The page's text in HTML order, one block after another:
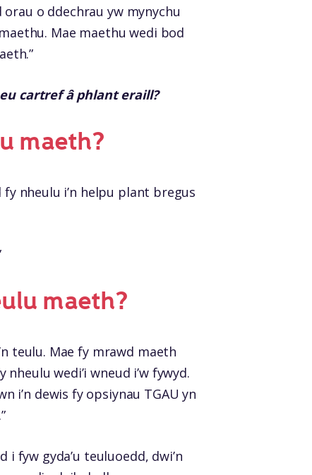
o ddechrau yw mynychu
Mae maethu wedi bod
cartref â phlant eraill?
maeth?
nheulu i’n helpu plant bregus
maeth?
teulu. Mae fy mrawd maeth
wedi’i wneud i’w fywyd.
i’n dewis fy opsiynau TGAU yn
i fyw gyda’u teuluoedd, dwi’n